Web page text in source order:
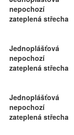
nepochozí
zateplená střecha
Jednoplášťová
nepochozí
zateplená střecha
Jednoplášťová
nepochozí
zateplená střecha